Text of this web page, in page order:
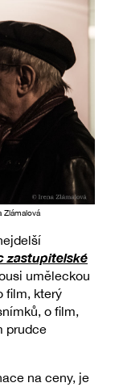
Zlámalová
zastupitelské
uměleckou
film, který
o film,
prudce
na ceny, je